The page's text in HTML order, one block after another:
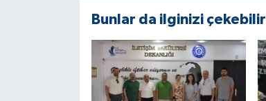
Bunlar da ilginizi çekebilir